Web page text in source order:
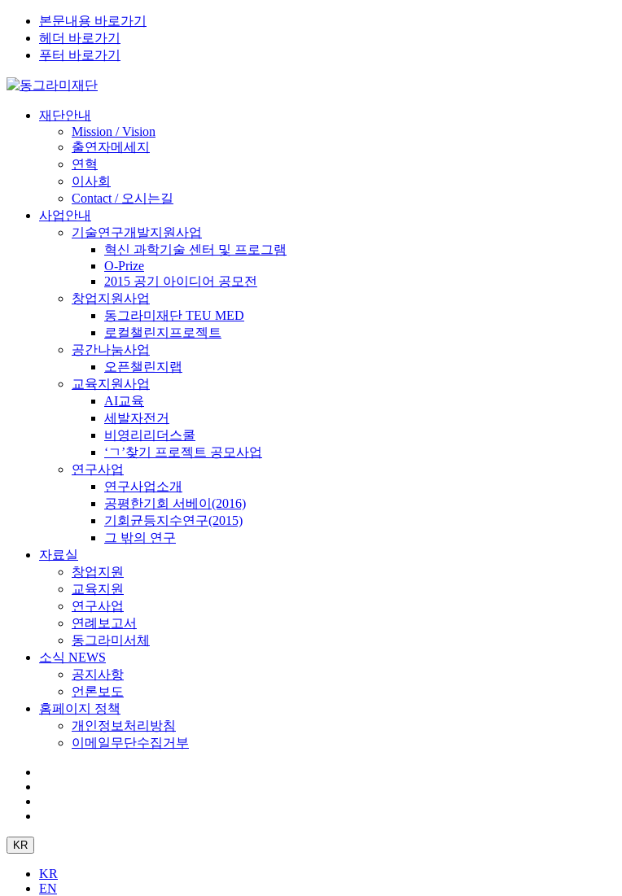
본문내용 바로가기
헤더 바로가기
푸터 바로가기
재단안내
Mission / Vision
출연자메세지
연혁
이사회
Contact / 오시는길
사업안내
기술연구개발지원사업
혁신 과학기술 센터 및 프로그램
O-Prize
2015 공기 아이디어 공모전
창업지원사업
동그라미재단 TEU MED
로컬챌린지프로젝트
공간나눔사업
오픈챌린지랩
교육지원사업
AI교육
세발자전거
비영리리더스쿨
‘ㄱ’찾기 프로젝트 공모사업
연구사업
연구사업소개
공평한기회 서베이(2016)
기회균등지수연구(2015)
그 밖의 연구
자료실
창업지원
교육지원
연구사업
연례보고서
동그라미서체
소식 NEWS
공지사항
언론보도
홈페이지 정책
개인정보처리방침
이메일무단수집거부
KR
KR
EN